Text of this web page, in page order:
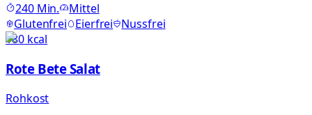
240Min.
Mittel
Glutenfrei
Eierfrei
Nussfrei
180kcal
Rote Bete Salat
Rohkost